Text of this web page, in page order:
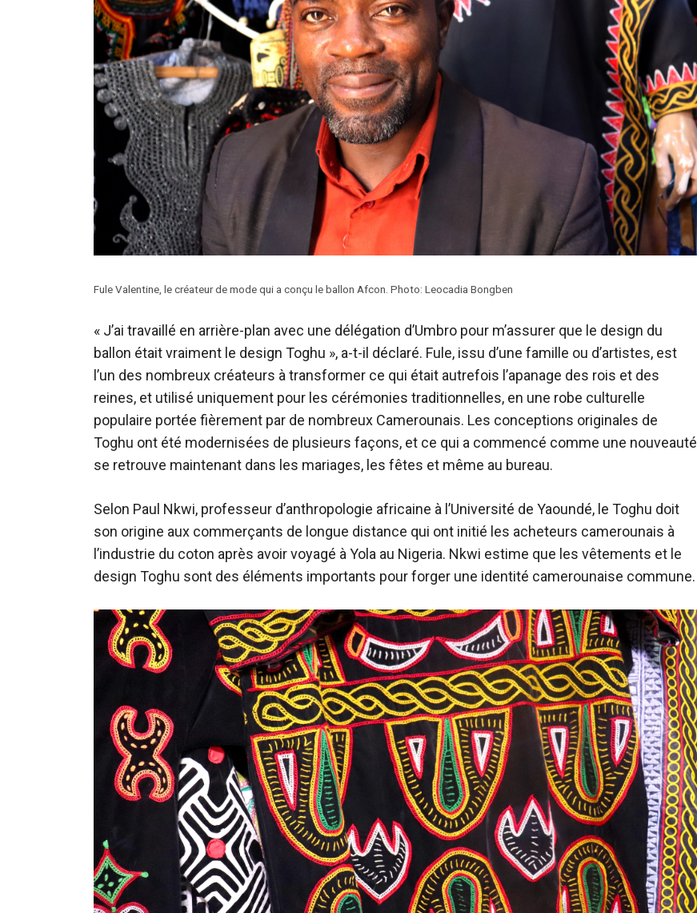
Fule Valentine, le créateur de mode qui a conçu le ballon Afcon. Photo: Leocadia Bongben
« J’ai travaillé en arrière-plan avec une délégation d’Umbro pour m’assurer que le design du
ballon était vraiment le design Toghu », a-t-il déclaré. Fule, issu d’une famille ou d’artistes, est
l’un des nombreux créateurs à transformer ce qui était autrefois l’apanage des rois et des
reines, et utilisé uniquement pour les cérémonies traditionnelles, en une robe culturelle
populaire portée fièrement par de nombreux Camerounais. Les conceptions originales de
Toghu ont été modernisées de plusieurs façons, et ce qui a commencé comme une nouveauté
se retrouve maintenant dans les mariages, les fêtes et même au bureau.
Selon Paul Nkwi, professeur d’anthropologie africaine à l’Université de Yaoundé, le Toghu doit
son origine aux commerçants de longue distance qui ont initié les acheteurs camerounais à
l’industrie du coton après avoir voyagé à Yola au Nigeria. Nkwi estime que les vêtements et le
design Toghu sont des éléments importants pour forger une identité camerounaise commune.